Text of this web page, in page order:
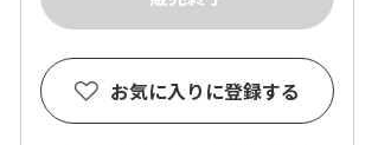
お気に入りに登録する